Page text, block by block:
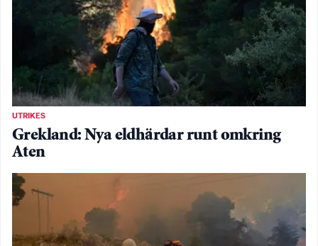
UTRIKES
Grekland: Nya eldhärdar runt omkring
Aten